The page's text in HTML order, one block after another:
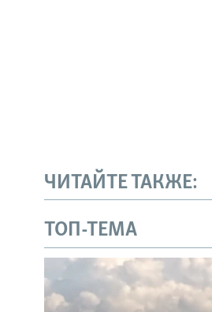
ЧИТАЙТЕ ТАКЖЕ:
ТОП-ТЕМА